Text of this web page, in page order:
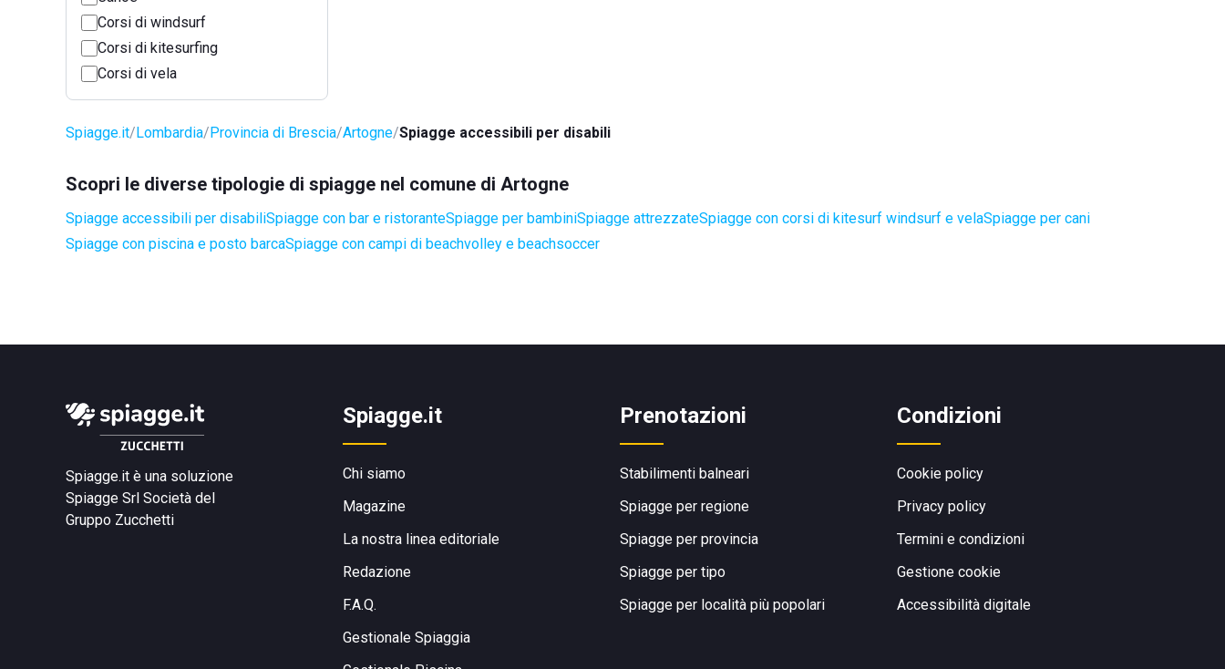
Corsi di windsurf
Corsi di kitesurfing
Corsi di vela
Spiagge.it Lombardia Provincia di Brescia Artogne Spiagge accessibili per disabili
Scopri le diverse tipologie di spiagge nel comune di Artogne
Spiagge accessibili per disabiliSpiagge con bar e ristoranteSpiagge per bambiniSpiagge attrezzateSpiagge con corsi di kitesurf windsurf e velaSpiagge per cani
Spiagge con piscina e posto barcaSpiagge con campi di beachvolley e beachsoccer
Spiagge.it è una soluzione
Spiagge Srl Società del
Gruppo Zucchetti
Spiagge.it
Chi siamo
Magazine
La nostra linea editoriale
Redazione
F.A.Q.
Gestionale Spiaggia
Prenotazioni
Stabilimenti balneari
Spiagge per regione
Spiagge per provincia
Spiagge per tipo
Spiagge per località più popolari
Condizioni
Cookie policy
Privacy policy
Termini e condizioni
Gestione cookie
Accessibilità digitale